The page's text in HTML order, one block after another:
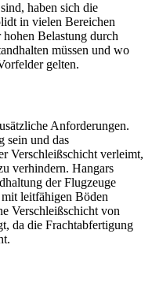
haben sich die
in vielen Bereichen
Belastung durch
müssen und wo
gelten.
Anforderungen.
sein und das
Verschleißschicht verleimt,
verhindern. Hangars
der Flugzeuge
leitfähigen Böden
Verschleißschicht von
da die Frachtabfertigung